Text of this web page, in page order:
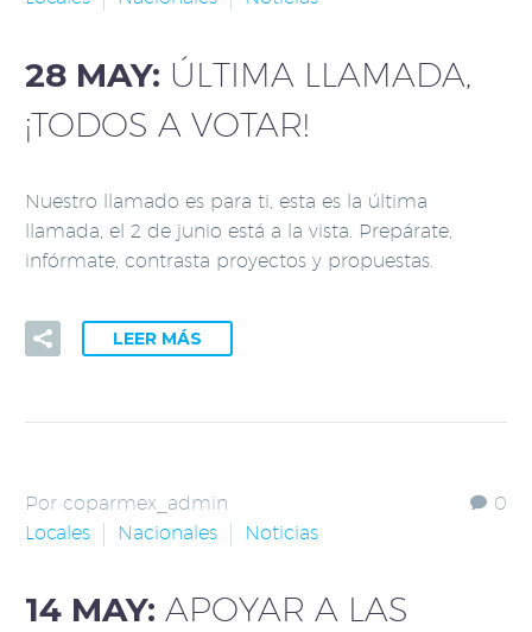
28 MAY: ÚLTIMA LLAMADA,
¡TODOS A VOTAR!
Nuestro llamado es para ti, esta es la última
llamada, el 2 de junio está a la vista. Prepárate,
infórmate, contrasta proyectos y propuestas.
LEER MÁS
0
Por coparmex_admin
Locales
Nacionales Noticias
14 MAY: APOYAR A LAS